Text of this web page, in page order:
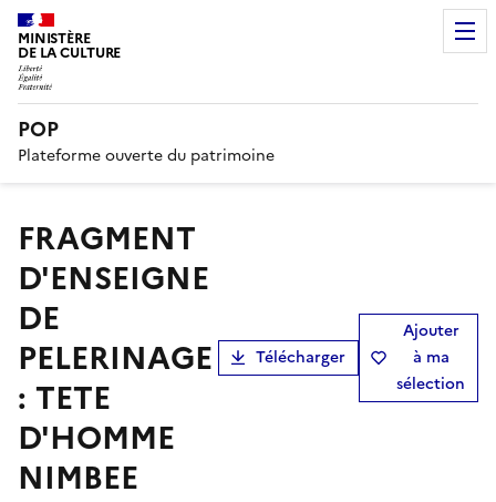
MINISTÈRE
DE LA CULTURE
POP
Plateforme ouverte du patrimoine
FRAGMENT
D'ENSEIGNE
DE
PELERINAGE
: TETE
D'HOMME
NIMBEE
Télécharger
Ajouter
à ma
sélection